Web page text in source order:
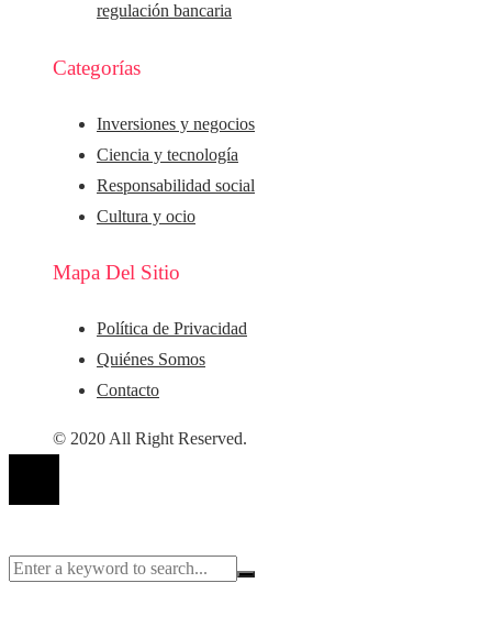
regulación bancaria
Categorías
Inversiones y negocios
Ciencia y tecnología
Responsabilidad social
Cultura y ocio
Mapa Del Sitio
Política de Privacidad
Quiénes Somos
Contacto
© 2020 All Right Reserved.